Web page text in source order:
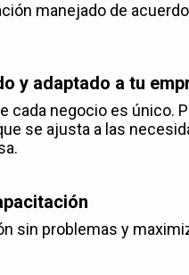
manejado de
y adaptado a tu
cada negocio es único.
se ajusta a las
sin problemas y